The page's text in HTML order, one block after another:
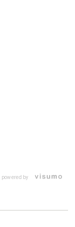
powered by